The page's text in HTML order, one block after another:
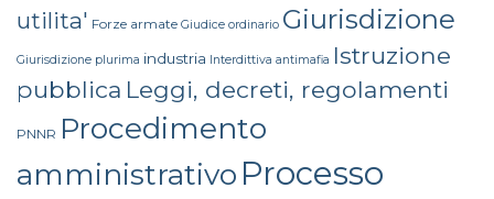
utilita' Forze armate Giudice ordinario Giurisdizione
Giurisdizione plurima industria Interdittiva antimafia Istruzione
pubblica Leggi, decreti, regolamenti
PNNR Procedimento
amministrativo Processo